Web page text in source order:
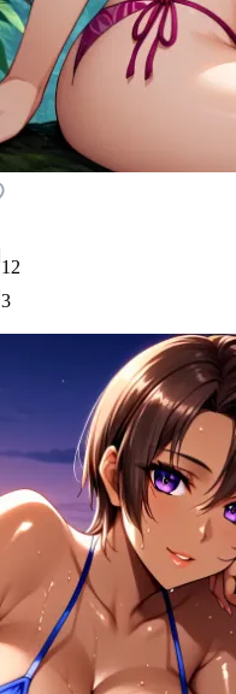
12
3